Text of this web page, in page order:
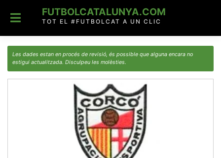
content
FUTBOLCATALUNYA.COM
TOT EL #FUTBOLCAT A UN CLIC
Les dades estan en procés de revisió, és possible que alguna encara no
estigui actualitzada. Disculpeu les molèsties.